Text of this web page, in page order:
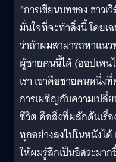
“การเขียนบทของ ฮาว
มั่นใจที่จะทำสิ่งนี้ โดยเ
ว่าถ้าผมสามารถหาแน
ผู้ชายคนนี้ได้ (ออปเพ
เรา เขาคือชายคนหนึ่ง
การเผชิญกับความเป
ชีวิต คือสิ่งที่ผลักดันเรื่
ทุกอย่างลงไปในหนังไ
ให้ผมรู้สึกเป็นอิสระมาก